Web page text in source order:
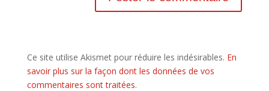
Ce site utilise Akismet pour réduire les indésirables. En
savoir plus sur la façon dont les données de vos
commentaires sont traitées.